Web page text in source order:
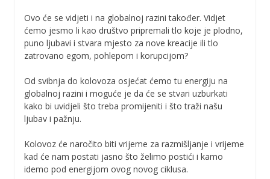
Ovo će se vidjeti i na globalnoj razini također. Vidjet
ćemo jesmo li kao društvo pripremali tlo koje je plodno,
puno ljubavi i stvara mjesto za nove kreacije ili tlo
zatrovano egom, pohlepom i korupcijom?
Od svibnja do kolovoza osjećat ćemo tu energiju na
globalnoj razini i moguće je da će se stvari uzburkati
kako bi uvidjeli što treba promijeniti i što traži našu
ljubav i pažnju.
Kolovoz će naročito biti vrijeme za razmišljanje i vrijeme
kad će nam postati jasno što želimo postići i kamo
idemo pod energijom ovog novog ciklusa.